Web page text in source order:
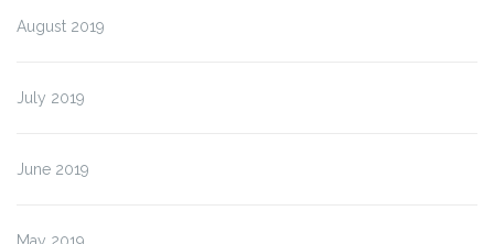
August 2019
July 2019
June 2019